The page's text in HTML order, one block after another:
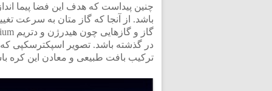
باشد. از آنجا که گاز متان به سرعت
در گذشته باشد. تصویر اسپکترسکپی
ترکیب بافت طبیعی و معادن این کره